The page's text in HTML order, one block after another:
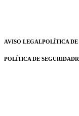
AVISO LEGALPOLÍTICA
POLÍTICA DE SEGURIDAD